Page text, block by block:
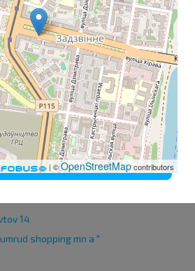
| ©OpenStreetMapcontributors
14
shopping mn a "
参阅 "处理目标 Cookie "链接。
参阅我们的《个人数据处理政
联系我们以及我们如何处理个人数
拒绝
定制
全部接受